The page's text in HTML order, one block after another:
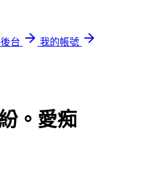
台
我的帳號
。愛痴